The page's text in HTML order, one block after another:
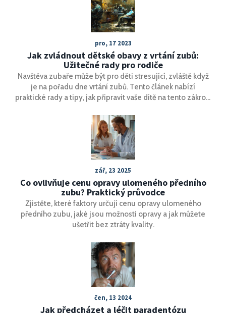
podrobný průvodce, jak se zbavit zubního plaku
přirozenými způsoby, včetně denní rutiny, správné
techniky čištění, bylinných výplachů a doporučení pro
zdravou stravu.
pro, 17 2023
Jak zvládnout dětské obavy z vrtání zubů:
Užitečné rady pro rodiče
Navštěva zubaře může být pro děti stresující, zvláště když
je na pořadu dne vrtání zubů. Tento článek nabízí
praktické rady a tipy, jak připravit vaše dítě na tento zákrok,
nejpříjemnější. Přináší perspektivy z osobní zkušenosti i
odborných rad, které pomohou rodičům lépe zvládnout
tuto situaci.
zář, 23 2025
Co ovlivňuje cenu opravy ulomeného předního
zubu? Praktický průvodce
Zjistěte, které faktory určují cenu opravy ulomeného
předního zubu, jaké jsou možnosti opravy a jak můžete
ušetřit bez ztráty kvality.
čen, 13 2024
Jak předcházet a léčit paradentózu